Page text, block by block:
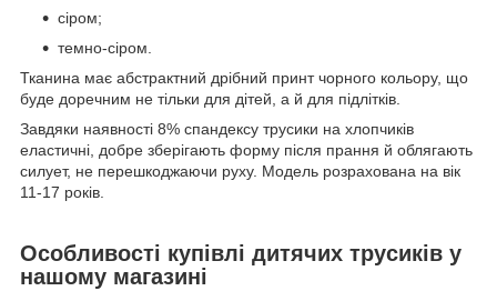
сіром;
темно-сіром.
Тканина має абстрактний дрібний принт чорного кольору, що
буде доречним не тільки для дітей, а й для підлітків.
Завдяки наявності 8% спандексу трусики на хлопчиків
еластичні, добре зберігають форму після прання й облягають
силует, не перешкоджаючи руху. Модель розрахована на вік
11-17 років.
Особливості купівлі дитячих трусиків у
нашому магазині